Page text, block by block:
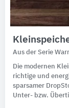
Aus der Serie
Die modernen
richtige und
sparsamer
Unter- bzw.